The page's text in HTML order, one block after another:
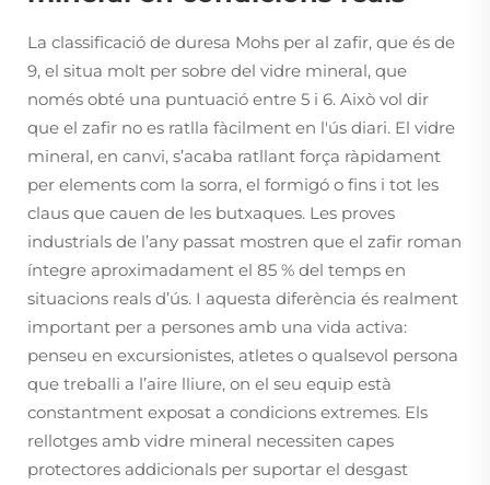
La classificació de duresa Mohs per al zafir, que és de
9, el situa molt per sobre del vidre mineral, que
només obté una puntuació entre 5 i 6. Això vol dir
que el zafir no es ratlla fàcilment en l'ús diari. El vidre
mineral, en canvi, s’acaba ratllant força ràpidament
per elements com la sorra, el formigó o fins i tot les
claus que cauen de les butxaques. Les proves
industrials de l’any passat mostren que el zafir roman
íntegre aproximadament el 85 % del temps en
situacions reals d’ús. I aquesta diferència és realment
important per a persones amb una vida activa:
penseu en excursionistes, atletes o qualsevol persona
que treballi a l’aire lliure, on el seu equip està
constantment exposat a condicions extremes. Els
rellotges amb vidre mineral necessiten capes
protectores addicionals per suportar el desgast